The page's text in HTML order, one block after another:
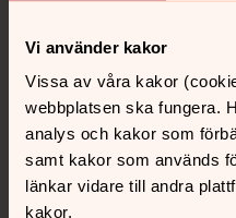
Vi använder kakor
Vissa av våra kakor
webbplatsen ska fungera.
analys och kakor som
samt kakor som används
länkar vidare till andra
kakor.
Kontakt
Kalender